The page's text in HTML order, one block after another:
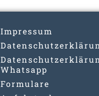
Impressum
Whatsapp
Formulare